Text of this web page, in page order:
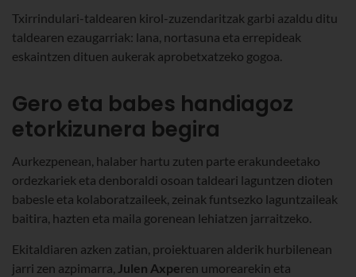
Txirrindulari-taldearen kirol-zuzendaritzak garbi azaldu ditu
taldearen ezaugarriak: lana, nortasuna eta errepideak
eskaintzen dituen aukerak aprobetxatzeko gogoa.
Gero eta babes handiagoz
etorkizunera begira
Aurkezpenean, halaber hartu zuten parte erakundeetako
ordezkariek eta denboraldi osoan taldeari laguntzen dioten
babesle eta kolaboratzaileek, zeinak funtsezko laguntzaileak
baitira, hazten eta maila gorenean lehiatzen jarraitzeko.
Ekitaldiaren azken zatian, proiektuaren alderik hurbilenean
jarri zen azpimarra, Julen Axperen umorearekin eta